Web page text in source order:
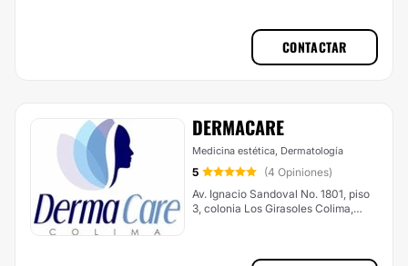
CONTACTAR
DERMACARE
Medicina estética, Dermatología
5
(4 Opiniones)
Av. Ignacio Sandoval No. 1801, piso
3, colonia Los Girasoles Colima,